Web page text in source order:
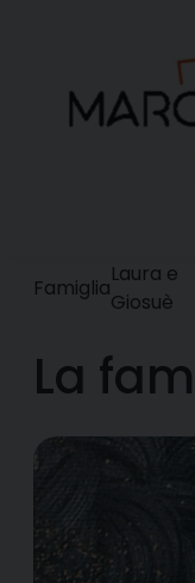
Famiglia
Laura e
Giosuè
La